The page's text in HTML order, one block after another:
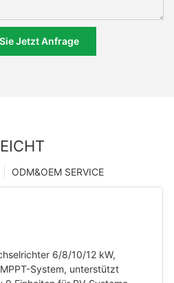
Jetzt Anfrage
ODM&OEM SERVICE